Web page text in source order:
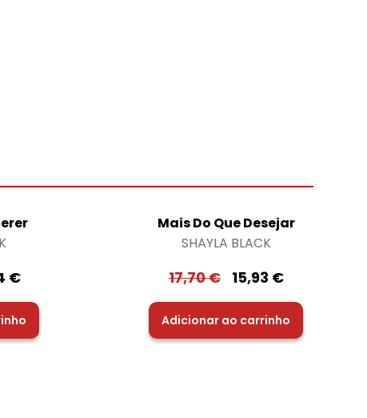
€
Mais Do Que Desejar
SHAYLA BLACK
17,70€ 15,93 €
Adicionar ao carrinho